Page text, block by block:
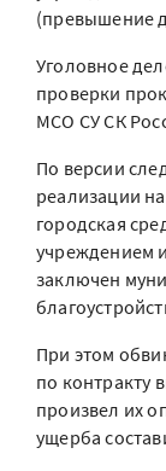
(превышение
Уголовное
проверки
МСО СУ СК
По версии
реализации
городская
учреждением
заключен
При этом
по контракту
произвел их
ущерба